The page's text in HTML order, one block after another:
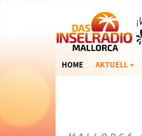
HOME AKTUELL